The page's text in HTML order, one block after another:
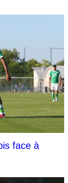
face à